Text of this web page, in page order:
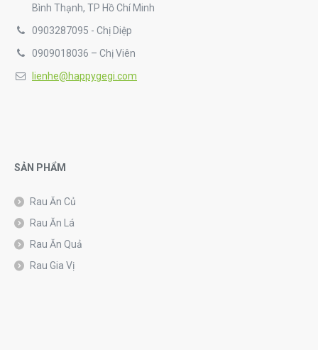
Bình Thạnh, TP Hồ Chí Minh
0903287095 - Chị Diệp
0909018036 – Chị Viên
lienhe@happygegi.com
SẢN PHẨM
Rau Ăn Củ
Rau Ăn Lá
Rau Ăn Quả
Rau Gia Vị